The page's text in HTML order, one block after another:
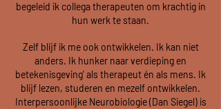
begeleid ik collega therapeuten om krachtig in
hun werk te staan.
Zelf blijf ik me ook ontwikkelen. Ik kan niet
anders. Ik hunker naar verdieping en
betekenisgeving' als therapeut én als mens. Ik
blijf lezen, studeren en mezelf ontwikkelen.
Interpersoonlijke Neurobiologie (Dan Siegel) is